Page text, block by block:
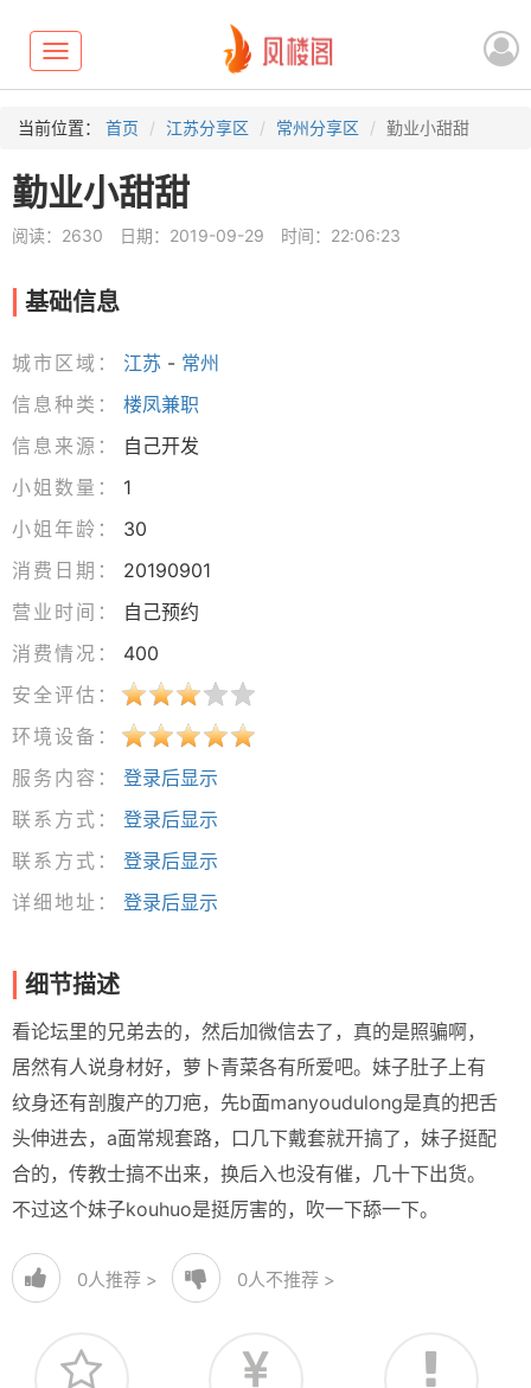
Toggle
navigation
当前位置： 首页 江苏分享区 常州分享区 勤业小甜甜
勤业小甜甜
阅读：2630 日期：2019-09-29 时间：22:06:23
基础信息
城市区域： 江苏 - 常州
信息种类：
楼凤兼职
信息来源：
自己开发
小姐数量：
1
小姐年龄：
30
消费日期：
20190901
营业时间：
自己预约
消费情况：
400
安全评估：
环境设备：
服务内容：
登录后显示
联系方式：
登录后显示
联系方式：
登录后显示
详细地址：
登录后显示
细节描述
看论坛里的兄弟去的，然后加微信去了，真的是照骗啊，
居然有人说身材好，萝卜青菜各有所爱吧。妹子肚子上有
纹身还有剖腹产的刀疤，先b面manyoudulong是真的把舌
头伸进去，a面常规套路，口几下戴套就开搞了，妹子挺配
合的，传教士搞不出来，换后入也没有催，几十下出货。
不过这个妹子kouhuo是挺厉害的，吹一下舔一下。
0人推荐 > 0人不推荐 >